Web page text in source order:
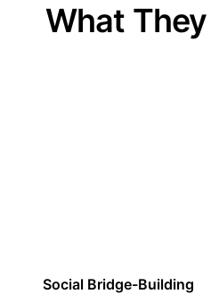
What
Social Bridge-Building